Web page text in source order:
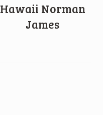
Hawaii Norman
James